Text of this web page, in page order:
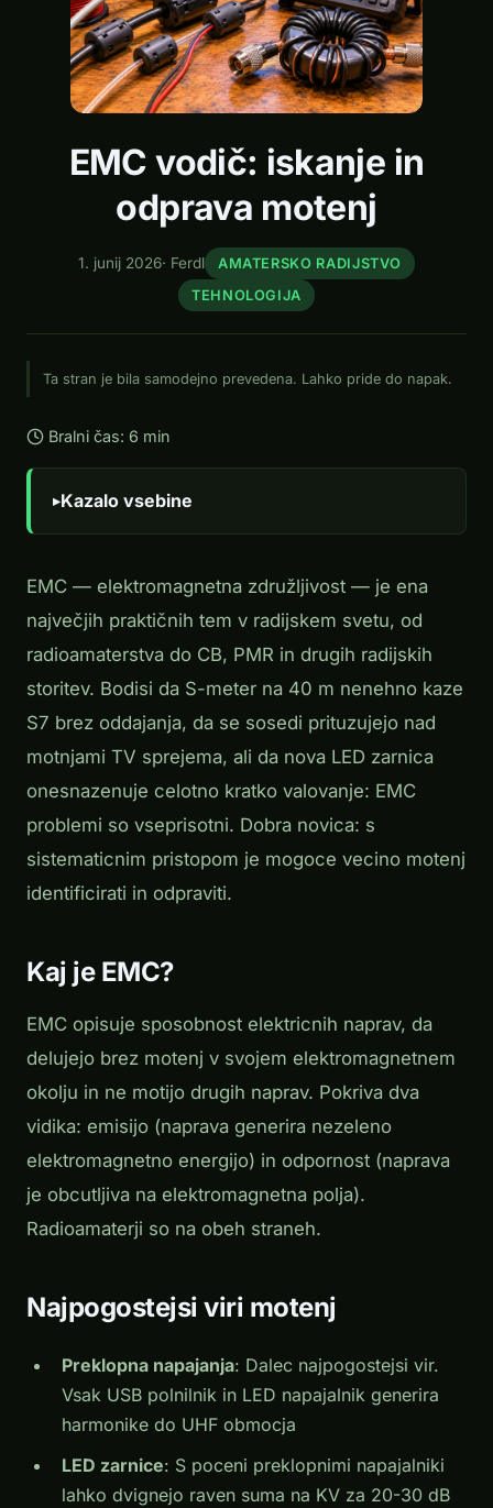
EMC vodič: iskanje in
odprava motenj
1. junij 2026· Ferdl
AMATERSKO RADIJSTVO
TEHNOLOGIJA
Ta stran je bila samodejno prevedena. Lahko pride do napak.
Bralni čas: 6 min
Kazalo vsebine
EMC — elektromagnetna združljivost — je ena
največjih praktičnih tem v radijskem svetu, od
radioamaterstva do CB, PMR in drugih radijskih
storitev. Bodisi da S-meter na 40 m nenehno kaze
S7 brez oddajanja, da se sosedi prituzujejo nad
motnjami TV sprejema, ali da nova LED zarnica
onesnazenuje celotno kratko valovanje: EMC
problemi so vseprisotni. Dobra novica: s
sistematicnim pristopom je mogoce vecino motenj
identificirati in odpraviti.
Kaj je EMC?
EMC opisuje sposobnost elektricnih naprav, da
delujejo brez motenj v svojem elektromagnetnem
okolju in ne motijo drugih naprav. Pokriva dva
vidika: emisijo (naprava generira nezeleno
elektromagnetno energijo) in odpornost (naprava
je obcutljiva na elektromagnetna polja).
Radioamaterji so na obeh straneh.
Najpogostejsi viri motenj
Preklopna napajanja: Dalec najpogostejsi vir.
Vsak USB polnilnik in LED napajalnik generira
harmonike do UHF obmocja
LED zarnice: S poceni preklopnimi napajalniki
lahko dvignejo raven suma na KV za 20-30 dB